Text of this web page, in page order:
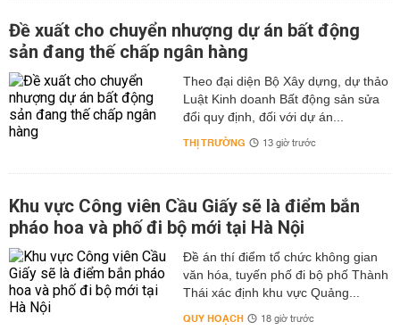
Đề xuất cho chuyển nhượng dự án bất động
sản đang thế chấp ngân hàng
Theo đại diện Bộ Xây dựng, dự thảo
Luật Kinh doanh Bất động sản sửa
đổi quy định, đối với dự án...
THỊ TRƯỜNG 13 giờ trước
Khu vực Công viên Cầu Giấy sẽ là điểm bắn
pháo hoa và phố đi bộ mới tại Hà Nội
Đề án thí điểm tổ chức không gian
văn hóa, tuyến phố đi bộ phố Thành
Thái xác định khu vực Quảng...
QUY HOẠCH 18 giờ trước